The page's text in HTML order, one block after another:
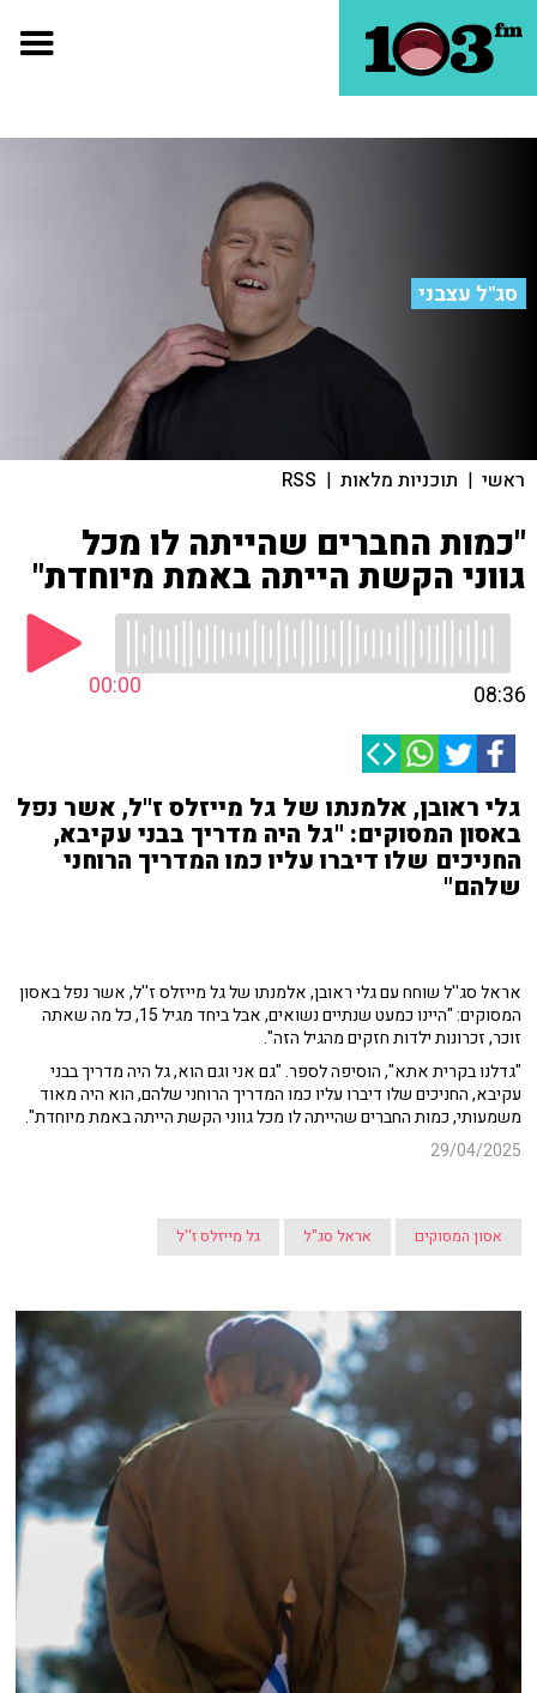
סג"ל עצבני
ראשי | תוכניות מלאות |
RSS
"כמות החברים שהייתה לו מכל
גווני הקשת הייתה באמת מיוחדת"
00:00 08:36
גלי ראובן, אלמנתו של גל מייזלס ז''ל, אשר נפל
באסון המסוקים: "גל היה מדריך בבני עקיבא,
החניכים שלו דיברו עליו כמו המדריך הרוחני
שלהם"
אראל סג''ל שוחח עםגלי ראובן, אלמנתו של גל מייזלס ז''ל, אשר נפל באסון
המסוקים: "היינו כמעט שנתיים נשואים, אבל ביחד מגיל 15, כל מה שאתה
זוכר, זכרונות ילדות חזקים מהגיל הזה".
"גדלנו בקרית אתא", הוסיפה לספר. "גם אני וגם הוא, גל היה מדריך בבני
עקיבא, החניכים שלו דיברו עליו כמו המדריך הרוחני שלהם, הוא היה מאוד
משמעותי, כמות החברים שהייתה לו מכל גווני הקשת הייתה באמת מיוחדת".
29/04/2025
אסון המסוקים אראל סג"ל גל מייזלס ז''ל